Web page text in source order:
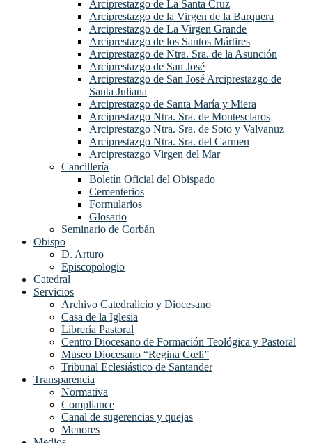
Arciprestazgo de La Santa Cruz
Arciprestazgo de la Virgen de la Barquera
Arciprestazgo de La Virgen Grande
Arciprestazgo de los Santos Mártires
Arciprestazgo de Ntra. Sra. de la Asunción
Arciprestazgo de San José
Arciprestazgo de San José Arciprestazgo de
Santa Juliana
Arciprestazgo de Santa María y Miera
Arciprestazgo Ntra. Sra. de Montesclaros
Arciprestazgo Ntra. Sra. de Soto y Valvanuz
Arciprestazgo Ntra. Sra. del Carmen
Arciprestazgo Virgen del Mar
Cancillería
Boletín Oficial del Obispado
Cementerios
Formularios
Glosario
Seminario de Corbán
Obispo
D. Arturo
Episcopologio
Catedral
Servicios
Archivo Catedralicio y Diocesano
Casa de la Iglesia
Librería Pastoral
Centro Diocesano de Formación Teológica y Pastoral
Museo Diocesano “Regina Cœli”
Tribunal Eclesiástico de Santander
Transparencia
Normativa
Compliance
Canal de sugerencias y quejas
Menores